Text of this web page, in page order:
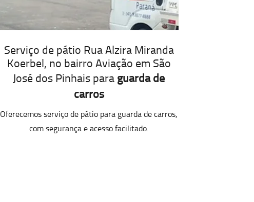
Serviço de pátio Rua Alzira Miranda
Koerbel, no bairro Aviação em São
José dos Pinhais paraguarda de
carros
Oferecemos serviço de pátio para guarda de carros,
com segurança e acesso facilitado.